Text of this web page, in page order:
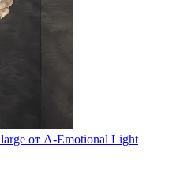
от A-Emotional Light